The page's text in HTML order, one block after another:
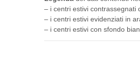
– i centri estivi contrassegnati
– i centri estivi evidenziati in
– i centri estivi con sfondo